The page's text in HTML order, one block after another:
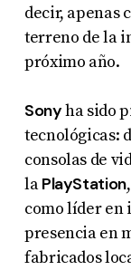
decir, apenas
terreno de la
próximo año.
Sonyha sido
tecnológicas:
consolas de
laPlayStation,
como líder en
presencia en
fabricados